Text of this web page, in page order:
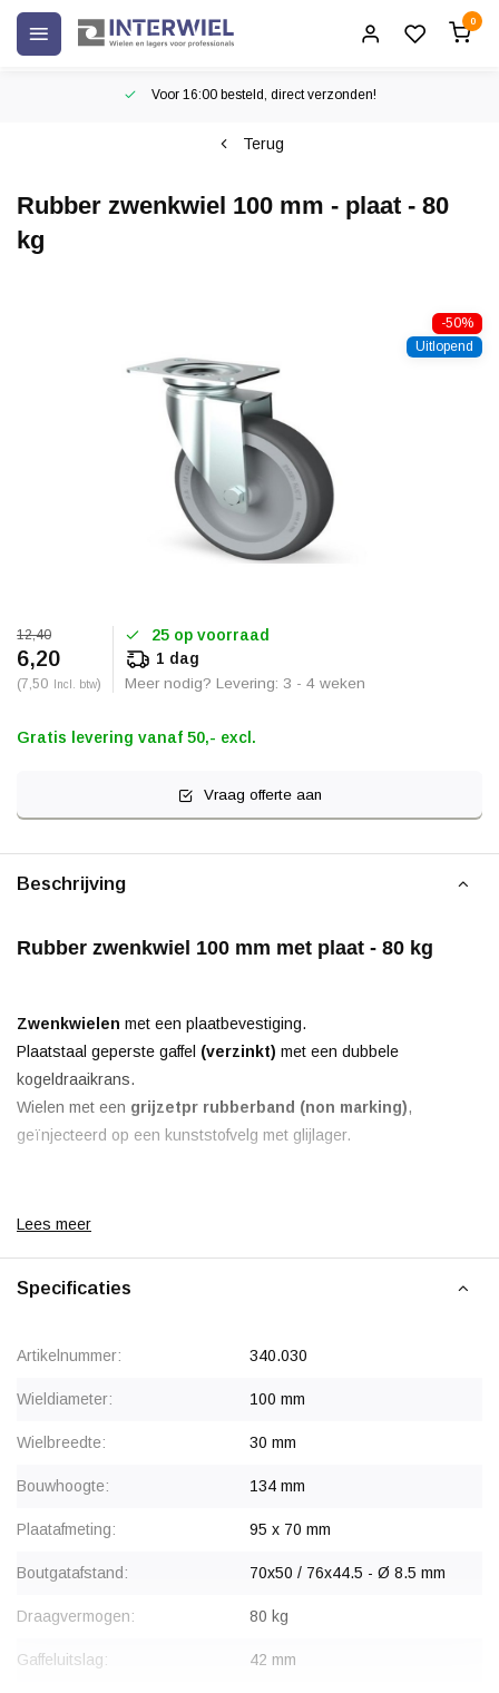
0
Voor 16:00 besteld, direct verzonden!
Terug
Rubber zwenkwiel 100 mm - plaat - 80
kg
-50%
Uitlopend
12,40
6,20
(7,50 Incl. btw)
25 op voorraad
1 dag
Meer nodig? Levering: 3 - 4 weken
Gratis levering vanaf 50,- excl.
Vraag offerte aan
Beschrijving
Rubber zwenkwiel 100 mm met plaat - 80 kg
Zwenkwielen met een plaatbevestiging.
Plaatstaal geperste gaffel (verzinkt) met een dubbele
kogeldraaikrans.
Wielen met een grijzetpr rubberband (non marking),
geïnjecteerd op een kunststofvelg met glijlager.
Korting vanaf 30 stuks
Lees meer
Specificaties
Artikelnummer: 340.030
Wieldiameter: 100 mm
Wielbreedte: 30 mm
Bouwhoogte: 134 mm
Plaatafmeting: 95 x 70 mm
Boutgatafstand: 70x50 / 76x44.5 - Ø 8.5 mm
Draagvermogen: 80 kg
Gaffeluitslag: 42 mm